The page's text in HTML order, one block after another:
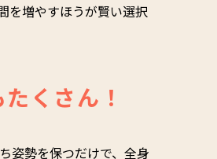
を増やすほうが賢い選択
くさん！
姿勢を保つだけで、全身